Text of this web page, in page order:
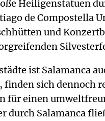
Heiligenstatuen
de
und
ist Salamanca
sich
für einen
Salamanca